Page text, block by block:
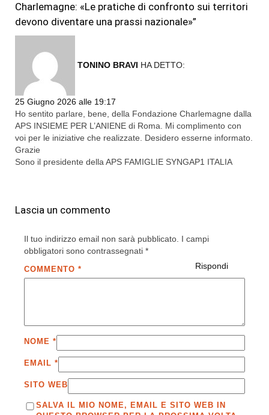
Charlemagne: «Le pratiche di confronto sui territori
devono diventare una prassi nazionale»”
TONINO BRAVI HA DETTO:
25 Giugno 2026 alle 19:17
Ho sentito parlare, bene, della Fondazione Charlemagne dalla
APS INSIEME PER L’ANIENE di Roma. Mi complimento con
voi per le iniziative che realizzate. Desidero esserne informato.
Grazie
Sono il presidente della APS FAMIGLIE SYNGAP1 ITALIA
Rispondi
Lascia un commento
Il tuo indirizzo email non sarà pubblicato. I campi
obbligatori sono contrassegnati *
COMMENTO *
NOME *
EMAIL *
SITO WEB
SALVA IL MIO NOME, EMAIL E SITO WEB IN